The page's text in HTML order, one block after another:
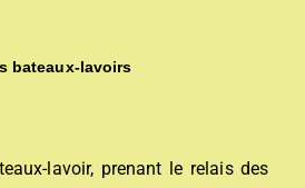
bateaux-lavoirs
lavoir, prenant le relais des